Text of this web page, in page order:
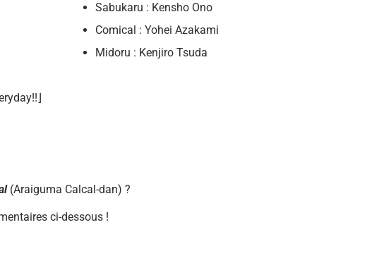
Sabukaru : Kensho Ono
Comical : Yohei Azakami
Midoru : Kenjiro Tsuda
(Araiguma Calcal-dan) ?
ci-dessous !